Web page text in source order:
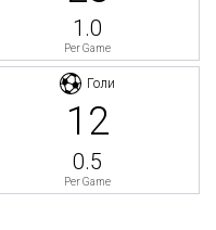
1.0
Per Game
Голи
12
0.5
Per Game